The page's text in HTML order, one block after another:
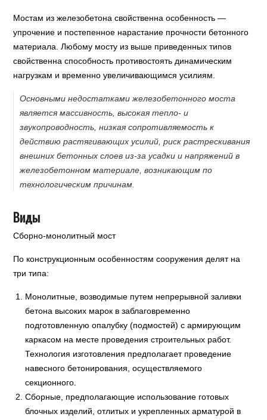
Мостам из железобетона свойственна особенность —
упрочение и постепенное нарастание прочности бетонного
материала. Любому мосту из выше приведенных типов
свойственна способность противостоять динамическим
нагрузкам и временно увеличивающимся усилиям.
Основными недостатками железобетонного моста
является массивность, высокая тепло- и
звукопроводность, низкая сопротивляемость к
действию растягивающих усилий, риск растрескивания
внешних бетонных слоев из-за усадки и напряжений в
железобетонном материале, возникающим по
технологическим причинам.
Виды
Сборно-монолитный мост
По конструкционным особенностям сооружения делят на
три типа:
Монолитные, возводимые путем непрерывной заливки
бетона высоких марок в заблаговременно
подготовленную опалубку (подмостей) с армирующим
каркасом на месте проведения строительных работ.
Технология изготовления предполагает проведение
навесного бетонирования, осуществляемого
секционного.
Сборные, предполагающие использование готовых
блочных изделий, отлитых и укрепленных арматурой в